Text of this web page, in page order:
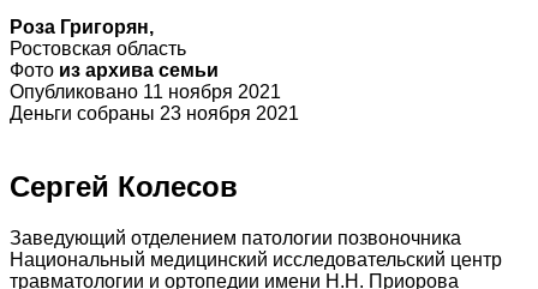
Роза Григорян,
Ростовская область
Фото из архива семьи
Опубликовано 11 ноября 2021
Деньги собраны 23 ноября 2021
Сергей Колесов
Заведующий отделением патологии позвоночника
Национальный медицинский исследовательский центр
травматологии и ортопедии имени Н.Н. Приорова